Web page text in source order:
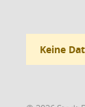
Keine